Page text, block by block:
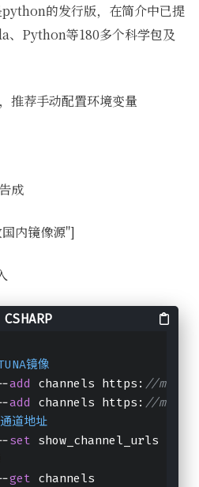
的发行版，在简介中已提
、Python等180多个科学包及
推荐手动配置环境变量
成
内镜像源"]
镜像
add channels https: //
add channels https: //
道地址
set show_channel_urls yes
get channels